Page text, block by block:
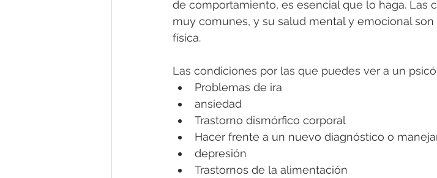
de comportamiento, es esencial que lo haga. Las
muy comunes, y su salud mental y emocional
física.
Las condiciones por las que puedes ver a un
Problemas de ira
ansiedad
Trastorno dismórfico corporal
Hacer frente a un nuevo diagnóstico o
depresión
Trastornos de la alimentación